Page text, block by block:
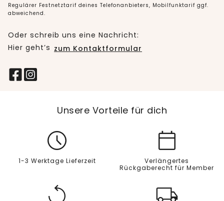
Regulärer Festnetztarif deines Telefonanbieters, Mobilfunktarif ggf.
abweichend.
Oder schreib uns eine Nachricht:
Hier geht’s zum Kontaktformular
Unsere Vorteile für dich
1-3 Werktage Lieferzeit
Verlängertes
Rückgaberecht für Member